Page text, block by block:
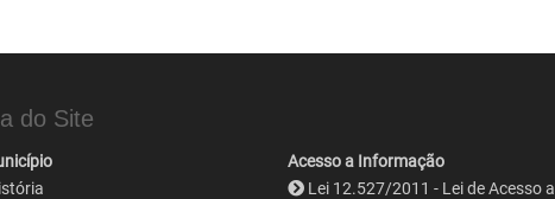
do Site
Acesso a Informação
Lei 12.527/2011 - Lei de Acesso a